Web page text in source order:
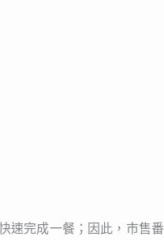
速完成一餐；因此，市售番